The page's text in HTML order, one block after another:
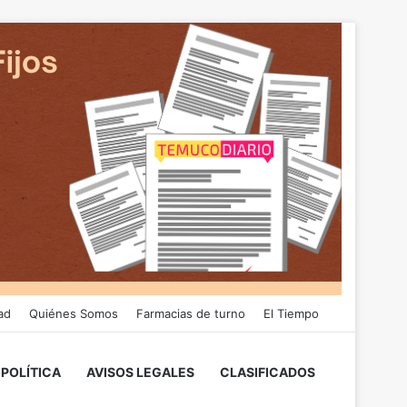
Quiénes Somos Farmacias de turno El Tiempo
POLÍTICA AVISOS LEGALES CLASIFICADOS